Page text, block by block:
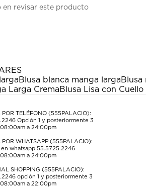
para
estrellas.
Esta
acción
abrirá
formulario
de
para
Esta
acción
abrirá
formulario
de
envío.
en revisar este producto
Blusa blanca manga largaBlusa
Larga CremaBlusa Lisa con
POR TELÉFONO (555PALACIO):
Opción 1 y posteriormente 3
08:00am a 24:00pm
POR WHATSAPP (555PALACIO):
whatsapp 55.5725.2246
08:00am a 24:00pm
SHOPPING (555PALACIO):
opción 1 y posteriormente 3
08:00am a 22:00pm